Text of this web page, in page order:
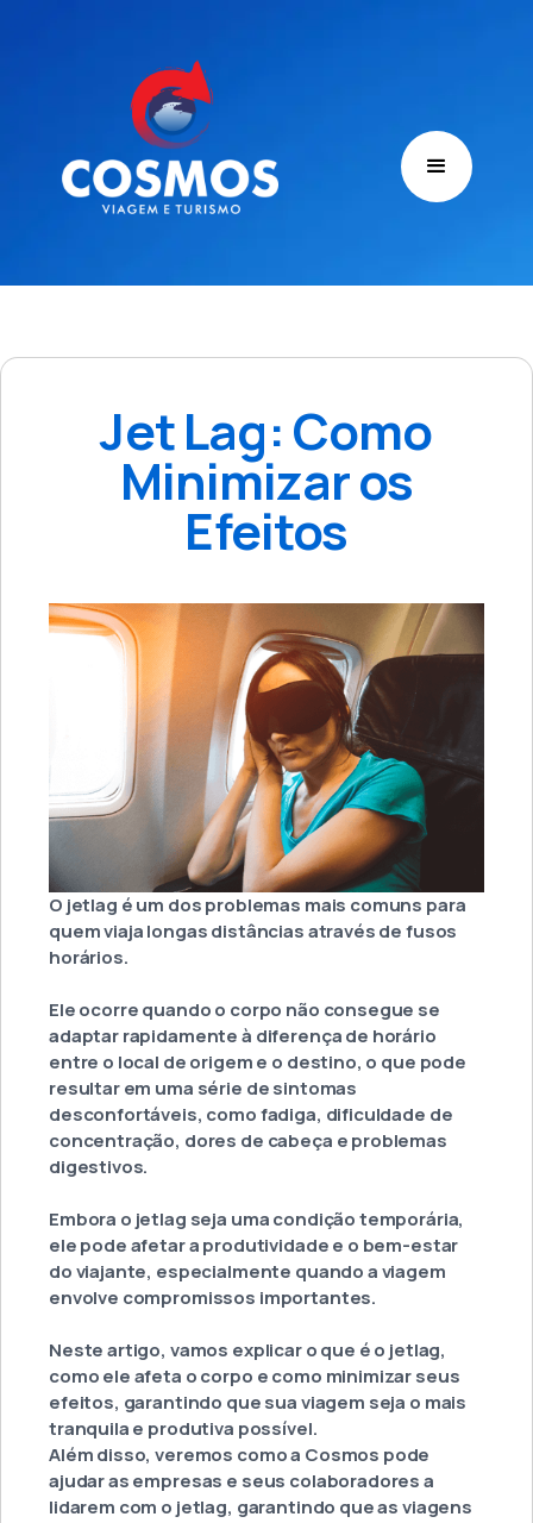
Jet Lag: Como
Minimizar os
Efeitos
O jetlag é um dos problemas mais comuns para
quem viaja longas distâncias através de fusos
horários.
Ele ocorre quando o corpo não consegue se
adaptar rapidamente à diferença de horário
entre o local de origem e o destino, o que pode
resultar em uma série de sintomas
desconfortáveis, como fadiga, dificuldade de
concentração, dores de cabeça e problemas
digestivos.
Embora o jetlag seja uma condição temporária,
ele pode afetar a produtividade e o bem-estar
do viajante, especialmente quando a viagem
envolve compromissos importantes.
Neste artigo, vamos explicar o que é o jetlag,
como ele afeta o corpo e como minimizar seus
efeitos, garantindo que sua viagem seja o mais
tranquila e produtiva possível.
Além disso, veremos como a Cosmos pode
ajudar as empresas e seus colaboradores a
lidarem com o jetlag, garantindo que as viagens